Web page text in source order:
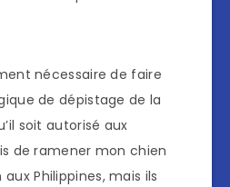
nécessaire de faire
de dépistage de la
soit autorisé aux
de ramener mon chien
Philippines, mais ils